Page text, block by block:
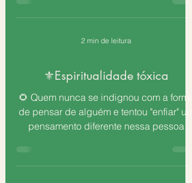
2 min de leitura
⚜️Espiritualidade tóxica
🌻 Quem nunca se indignou com a forma
de pensar de alguém e tentou "enfiar" um
pensamento diferente nessa pessoa